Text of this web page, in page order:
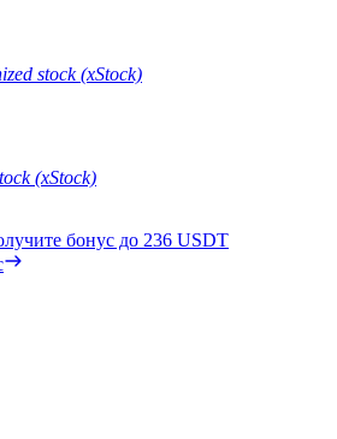
Users
Win 500,000 USDT
Carnival
· 33,333 USDT Bonus
10% APR
| Daily Rewards
stock (xStock)
(xStock)
бонус до 236 USDT